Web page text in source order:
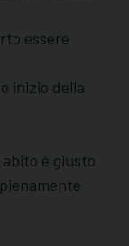
essere
inizio della
è giusto